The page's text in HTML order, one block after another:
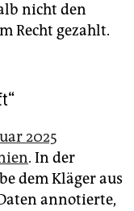
nicht den
Recht gezahlt.
2025
. In der
dem Kläger aus
annotierte,